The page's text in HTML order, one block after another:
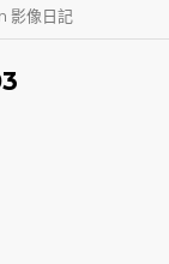
影像日記